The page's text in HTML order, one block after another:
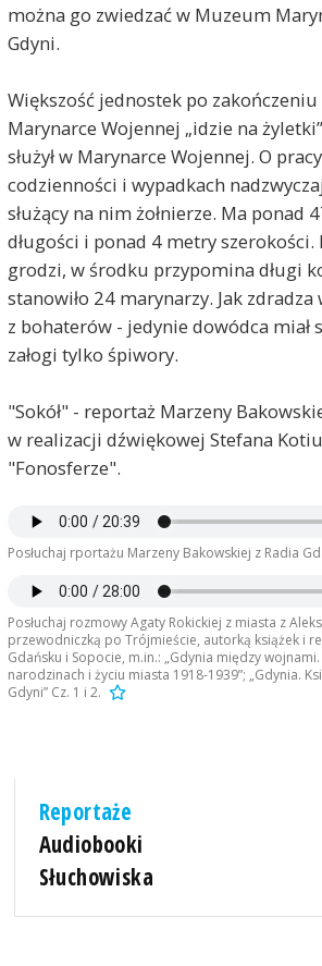
można go zwiedzać w Muzeum
Gdyni.
Większość jednostek po zakończeniu
Marynarce Wojennej „idzie na
służył w Marynarce Wojennej. O
codzienności i wypadkach
służący na nim żołnierze. Ma ponad
długości i ponad 4 metry szerokości.
grodzi, w środku przypomina długi
stanowiło 24 marynarzy. Jak
z bohaterów - jedynie dowódca miał
załogi tylko śpiwory.
"Sokół" - reportaż Marzeny
w realizacji dźwiękowej Stefana
"Fonosferze".
Posłuchaj rportażu Marzeny Bakowskiej z Radia
Posłuchaj rozmowy Agaty Rokickiej z miasta z
przewodniczką po Trójmieście, autorką książek i
Gdańsku i Sopocie, m.in.: „Gdynia między
narodzinach i życiu miasta 1918-1939”; „Gdynia.
Gdyni” Cz. 1 i 2.
Reportaże
Audiobooki
Słuchowiska